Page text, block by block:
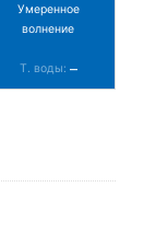
Умеренное
волнение
Т. воды: –